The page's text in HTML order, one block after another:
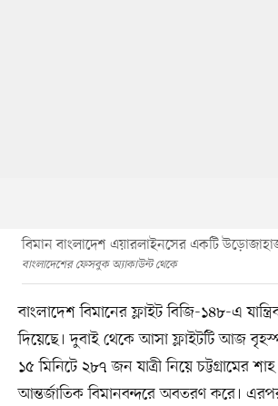
বিমান বাংলাদেশ এয়ারলাইনসের একটি
বাংলাদেশের ফেসবুক অ্যাকাউন্ট থেকে
বাংলাদেশ বিমানের ফ্লাইট বিজি-১৪৮-এ
দিয়েছে। দুবাই থেকে আসা ফ্লাইটটি আজ
১৫ মিনিটে ২৮৭ জন যাত্রী নিয়ে চট্টগ্রামের
আন্তর্জাতিক বিমানবন্দরে অবতরণ করে।